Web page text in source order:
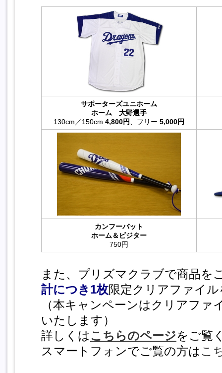
サポーターズユニホーム
ホーム 大野選手
130cm／150cm 4,800円 、フリー 5,000円
カンフーバット
ホーム＆ビジター
750円
また、プリズマクラブで商品を
計につき1枚限定クリアファイ
（本キャンペーンはクリアファ
いたします）
詳しくはこちらのページをご覧
スマートフォンでご覧の方は こ